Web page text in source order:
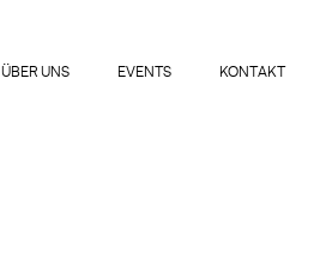
ÜBER UNS EVENTS KONTAKT